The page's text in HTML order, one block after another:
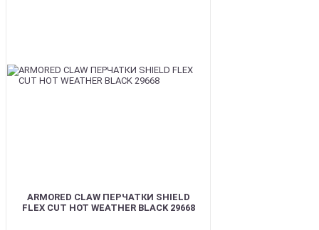
ARMORED CLAW ПЕРЧАТКИ SHIELD
FLEX CUT HOT WEATHER BLACK 29668